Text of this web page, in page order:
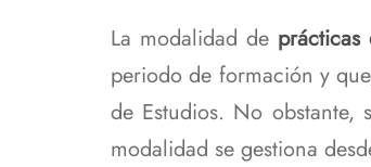
La modalidad de prácticas
periodo de formación y
de Estudios. No obstante,
modalidad se gestiona